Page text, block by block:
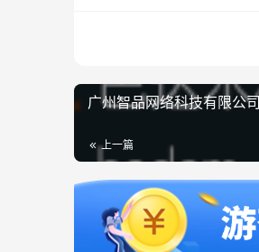
广州智品网络科技有限公司
上一篇